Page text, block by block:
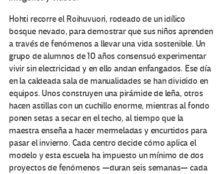
Hohti recorre el Roihuvuori, rodeado de un idílico
bosque nevado, para demostrar que sus niños aprenden
a través de fenómenos a llevar una vida sostenible. Un
grupo de alumnos de 10 años consensuó experimentar
vivir sin electricidad y en ello andan enfangados. Ese día
en la caldeada sala de manualidades se han dividido en
equipos. Unos construyen una pirámide de leña, otros
hacen astillas con un cuchillo enorme, mientras al fondo
ponen setas a secar en el techo, al tiempo que la
maestra enseña a hacer mermeladas y encurtidos para
pasar el invierno. Cada centro decide cómo aplica el
modelo y esta escuela ha impuesto un mínimo de dos
proyectos de fenómenos —duran seis semanas— cada